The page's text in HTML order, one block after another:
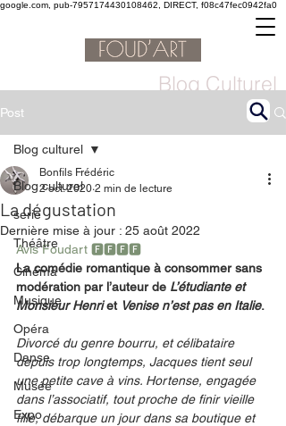
google.com, pub-7957174430108462, DIRECT, f08c47fec0942fa0
Blog Culturel
Post
Blog culturel
serie
Théâtre
Cinéma
Musique
Opéra
Danse
Musée
Expo
Blog culturel
La dégustation
Bonfils Frédéric
2 oct. 2020 2 min de lecture
Dernière mise à jour : 25 août 2022
Avis Foudart 🅵🅵🅵🅵
La comédie romantique à consommer sans
modération par l’auteur de L’étudiante et
Monsieur Henri et Venise n’est pas en Italie.
Divorcé du genre bourru, et célibataire
depuis trop longtemps, Jacques tient seul
une petite cave à vins. Hortense, engagée
dans l’associatif, tout proche de finir vieille
fille, débarque un jour dans sa boutique et